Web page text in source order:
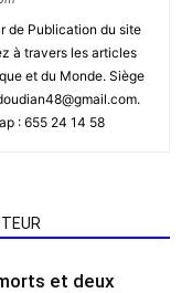
de Publication du site
à travers les articles
et du Monde. Siège
: 655 24 14 58
et deux